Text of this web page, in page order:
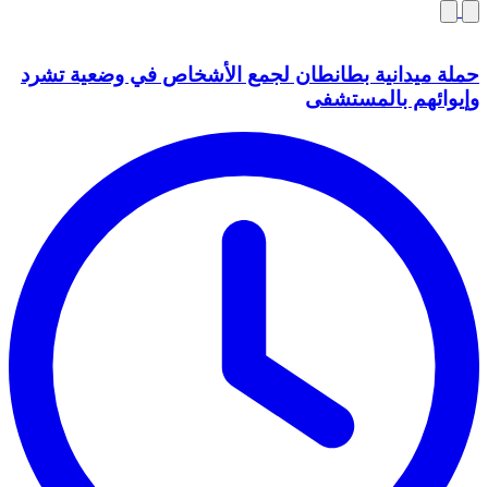
حملة ميدانية بطانطان لجمع الأشخاص في وضعية تشرد
وإيوائهم بالمستشفى